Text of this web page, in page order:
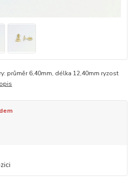
průměr 6,40mm, délka 12,40mm ryzost